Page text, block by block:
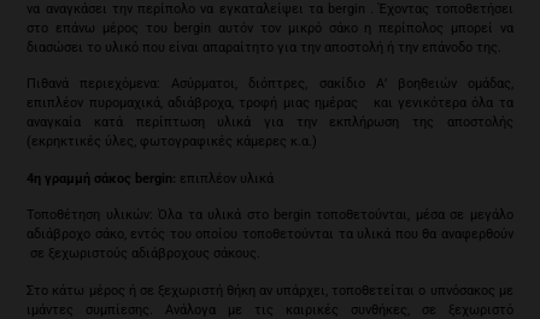
να αναγκάσει την περίπολο να εγκαταλείψει τα bergin . Έχοντας τοποθετήσει
στο επάνω μέρος του bergin αυτόν τον μικρό σάκο η περίπολος μπορεί να
διασώσει το υλικό που είναι απαραίτητο για την αποστολή ή την επάνοδο της.
Πιθανά περιεχόμενα: Ασύρματοι, διόπτρες, σακίδιο Α’ βοηθειών ομάδας,
επιπλέον πυρομαχικά, αδιάβροχα, τροφή μιας ημέρας και γενικότερα όλα τα
αναγκαία κατά περίπτωση υλικά για την εκπλήρωση της αποστολής
(εκρηκτικές ύλες, φωτογραφικές κάμερες κ.α.)
4η γραμμή σάκος bergin: επιπλέον υλικά
Τοποθέτηση υλικών: Όλα τα υλικά στο bergin τοποθετούνται, μέσα σε μεγάλο
αδιάβροχο σάκο, εντός του οποίου τοποθετούνται τα υλικά που θα αναφερθούν
σε ξεχωριστούς αδιάβροχους σάκους.
Στο κάτω μέρος ή σε ξεχωριστή θήκη αν υπάρχει, τοποθετείται ο υπνόσακος με
ιμάντες συμπίεσης. Ανάλογα με τις καιρικές συνθήκες, σε ξεχωριστό